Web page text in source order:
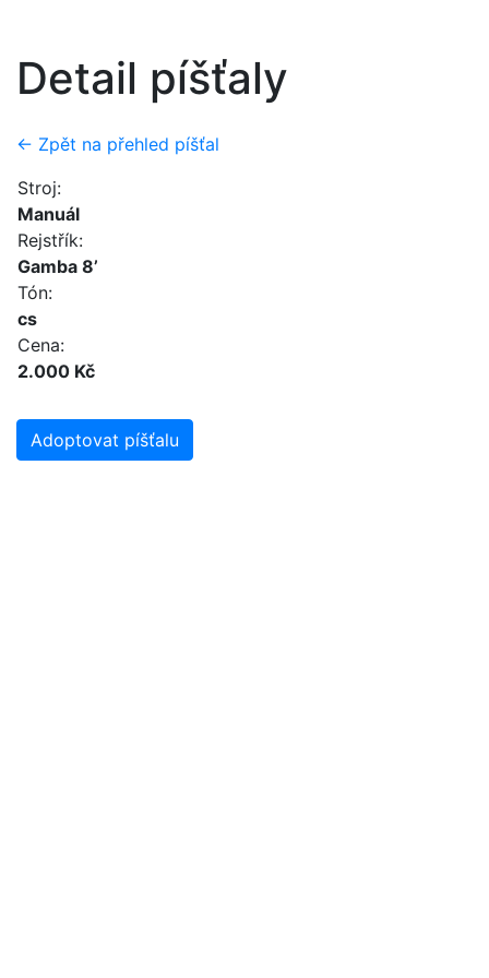
Detail píšťaly
← Zpět na přehled píšťal
Stroj:
Manuál
Rejstřík:
Gamba 8’
Tón:
cs
Cena:
2.000 Kč
Adoptovat píšťalu